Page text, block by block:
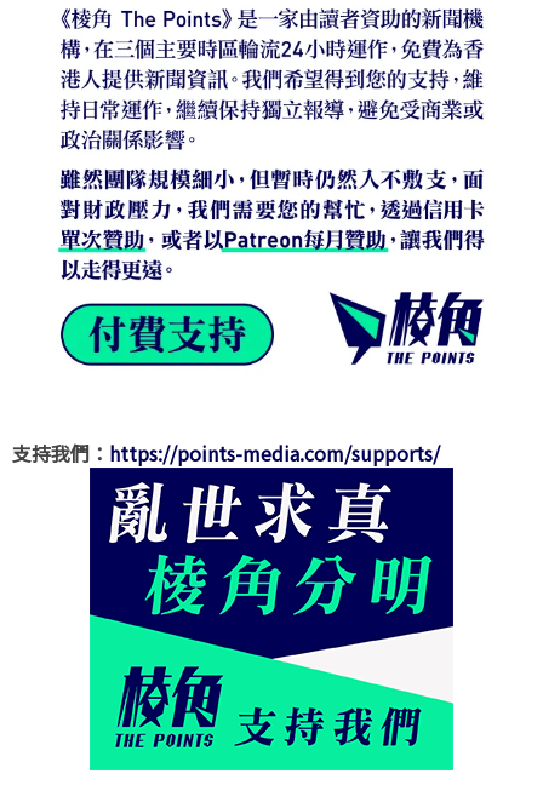
支持我們： https://points-media.com/supports/